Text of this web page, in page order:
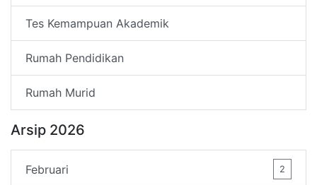
Tes Kemampuan Akademik
Rumah Pendidikan
Rumah Murid
Arsip 2026
Februari 2